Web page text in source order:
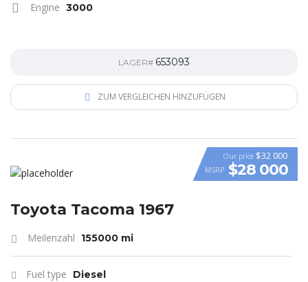
Engine 3000
LAGER# 653093
ZUM VERGLEICHEN HINZUFÜGEN
Our price $32 000
MSRP $28 000
Toyota Tacoma 1967
Meilenzahl 155000 mi
Fuel type Diesel